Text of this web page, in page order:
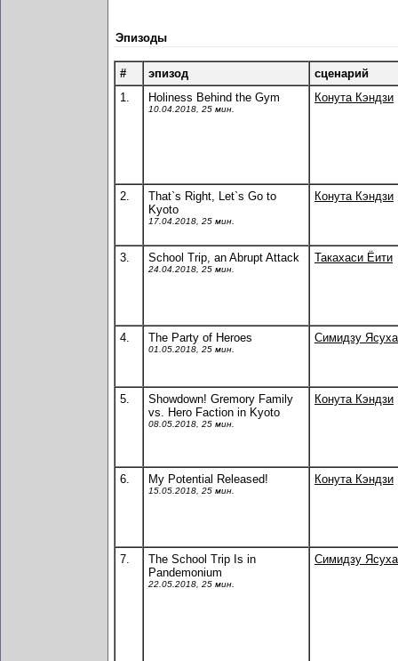
Эпизоды
# эпизод
сценарий
1.
Holiness Behind the Gym
10.04.2018, 25 мин.
Конута Кэндзи
2.
That`s Right, Let`s Go to
Kyoto
17.04.2018, 25 мин.
Конута Кэндзи
3. School Trip, an Abrupt Attack
24.04.2018, 25 мин.
Такахаси Ёити
4. The Party of Heroes
01.05.2018, 25 мин.
Симидзу
5.
Showdown! Gremory Family
vs. Hero Faction in Kyoto
08.05.2018, 25 мин.
Конута Кэндзи
6. My Potential Released!
15.05.2018, 25 мин.
Конута Кэндзи
7.
The School Trip Is in
Pandemonium
22.05.2018, 25 мин.
Симидзу